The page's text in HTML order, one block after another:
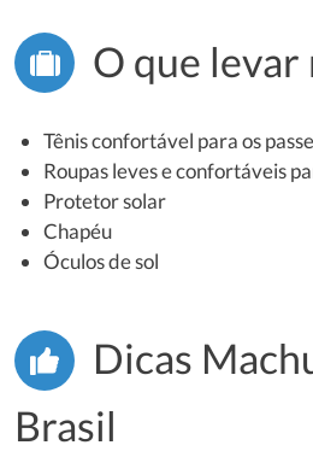
O que levar
Tênis confortável para os
Roupas leves e confortáveis
Protetor solar
Chapéu
Óculos de sol
Dicas
Brasil